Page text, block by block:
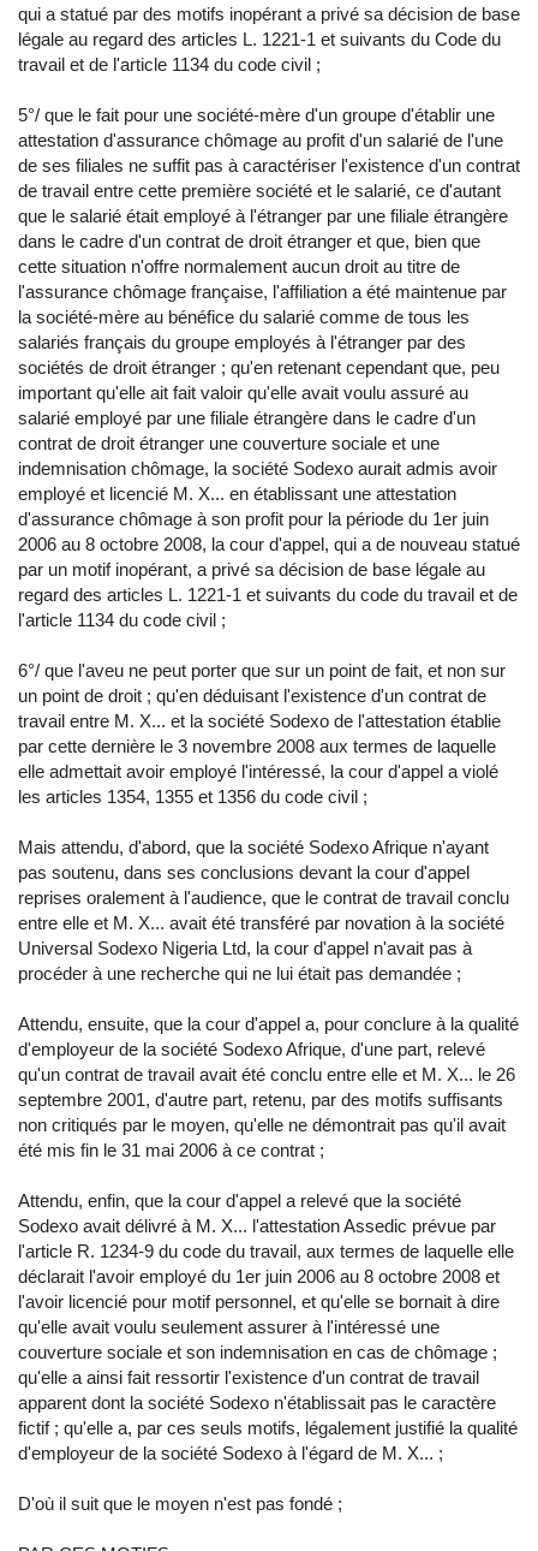
qui a statué par des motifs inopérant a privé sa décision de base
légale au regard des articles L. 1221-1 et suivants du Code du
travail et de l'article 1134 du code civil ;
5°/ que le fait pour une société-mère d'un groupe d'établir une
attestation d'assurance chômage au profit d'un salarié de l'une
de ses filiales ne suffit pas à caractériser l'existence d'un contrat
de travail entre cette première société et le salarié, ce d'autant
que le salarié était employé à l'étranger par une filiale étrangère
dans le cadre d'un contrat de droit étranger et que, bien que
cette situation n'offre normalement aucun droit au titre de
l'assurance chômage française, l'affiliation a été maintenue par
la société-mère au bénéfice du salarié comme de tous les
salariés français du groupe employés à l'étranger par des
sociétés de droit étranger ; qu'en retenant cependant que, peu
important qu'elle ait fait valoir qu'elle avait voulu assuré au
salarié employé par une filiale étrangère dans le cadre d'un
contrat de droit étranger une couverture sociale et une
indemnisation chômage, la société Sodexo aurait admis avoir
employé et licencié M. X... en établissant une attestation
d'assurance chômage à son profit pour la période du 1er juin
2006 au 8 octobre 2008, la cour d'appel, qui a de nouveau statué
par un motif inopérant, a privé sa décision de base légale au
regard des articles L. 1221-1 et suivants du code du travail et de
l'article 1134 du code civil ;
6°/ que l'aveu ne peut porter que sur un point de fait, et non sur
un point de droit ; qu'en déduisant l'existence d'un contrat de
travail entre M. X... et la société Sodexo de l'attestation établie
par cette dernière le 3 novembre 2008 aux termes de laquelle
elle admettait avoir employé l'intéressé, la cour d'appel a violé
les articles 1354, 1355 et 1356 du code civil ;
Mais attendu, d'abord, que la société Sodexo Afrique n'ayant
pas soutenu, dans ses conclusions devant la cour d'appel
reprises oralement à l'audience, que le contrat de travail conclu
entre elle et M. X... avait été transféré par novation à la société
Universal Sodexo Nigeria Ltd, la cour d'appel n'avait pas à
procéder à une recherche qui ne lui était pas demandée ;
Attendu, ensuite, que la cour d'appel a, pour conclure à la qualité
d'employeur de la société Sodexo Afrique, d'une part, relevé
qu'un contrat de travail avait été conclu entre elle et M. X... le 26
septembre 2001, d'autre part, retenu, par des motifs suffisants
non critiqués par le moyen, qu'elle ne démontrait pas qu'il avait
été mis fin le 31 mai 2006 à ce contrat ;
Attendu, enfin, que la cour d'appel a relevé que la société
Sodexo avait délivré à M. X... l'attestation Assedic prévue par
l'article R. 1234-9 du code du travail, aux termes de laquelle elle
déclarait l'avoir employé du 1er juin 2006 au 8 octobre 2008 et
l'avoir licencié pour motif personnel, et qu'elle se bornait à dire
qu'elle avait voulu seulement assurer à l'intéressé une
couverture sociale et son indemnisation en cas de chômage ;
qu'elle a ainsi fait ressortir l'existence d'un contrat de travail
apparent dont la société Sodexo n'établissait pas le caractère
fictif ; qu'elle a, par ces seuls motifs, légalement justifié la qualité
d'employeur de la société Sodexo à l'égard de M. X... ;
D'où il suit que le moyen n'est pas fondé ;